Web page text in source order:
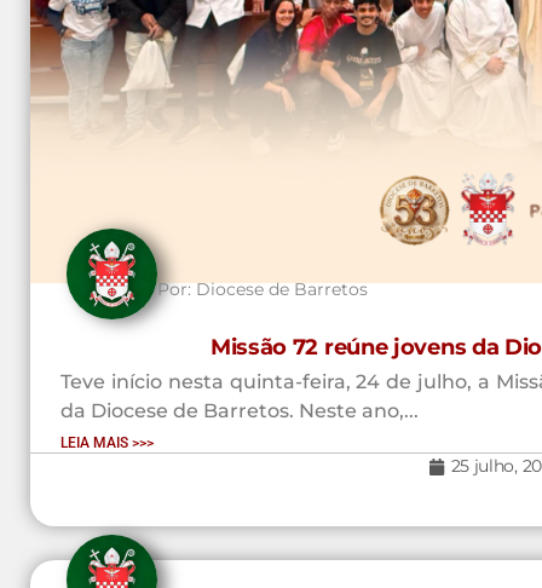
Por:Diocese de Barretos
Missão 72 reúne jovens da
Teve início nesta quinta-feira, 24 de julho, a
da Diocese de Barretos. Neste ano,...
LEIA MAIS >>>
25 julho,